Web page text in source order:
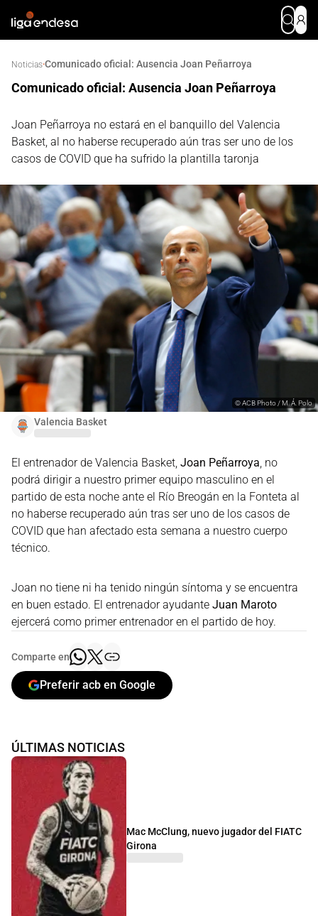
Noticias·Comunicado oficial: Ausencia Joan Peñarroya
Comunicado oficial: Ausencia Joan Peñarroya
Joan Peñarroya no estará en el banquillo del Valencia
Basket, al no haberse recuperado aún tras ser uno de los
casos de COVID que ha sufrido la plantilla taronja
Valencia Basket
©ACB Photo / M. Á. Polo
El entrenador de Valencia Basket, Joan Peñarroya, no
podrá dirigir a nuestro primer equipo masculino en el
partido de esta noche ante el Río Breogán en la Fonteta al
no haberse recuperado aún tras ser uno de los casos de
COVID que han afectado esta semana a nuestro cuerpo
técnico.
Joan no tiene ni ha tenido ningún síntoma y se encuentra
en buen estado. El entrenador ayudante Juan Maroto
ejercerá como primer entrenador en el partido de hoy.
Comparte en
Preferir acb en Google
ÚLTIMAS NOTICIAS
Mac McClung, nuevo jugador del FIATC
Girona